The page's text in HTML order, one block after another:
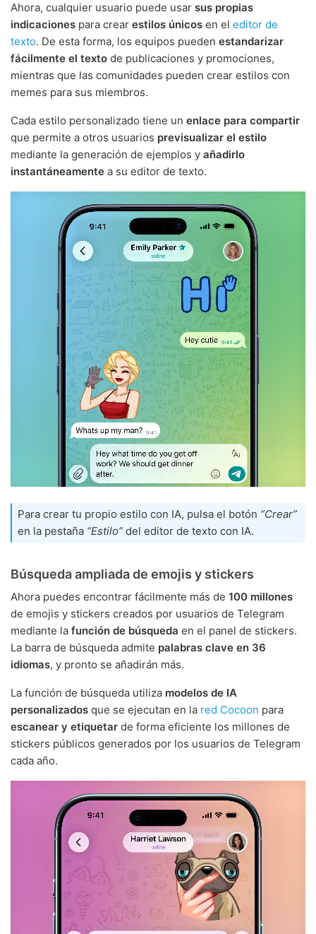
Ahora, cualquier usuario puede usar sus propias
indicaciones para crear estilos únicos en el editor de
texto. De esta forma, los equipos pueden estandarizar
fácilmente el texto de publicaciones y promociones,
mientras que las comunidades pueden crear estilos con
memes para sus miembros.
Cada estilo personalizado tiene un enlace para compartir
que permite a otros usuarios previsualizar el estilo
mediante la generación de ejemplos y añadirlo
instantáneamente a su editor de texto.
Para crear tu propio estilo con IA, pulsa el botón “Crear”
en la pestaña “Estilo” del editor de texto con IA.
Búsqueda ampliada de emojis y stickers
Ahora puedes encontrar fácilmente más de 100 millones
de emojis y stickers creados por usuarios de Telegram
mediante la función de búsqueda en el panel de stickers.
La barra de búsqueda admite palabras clave en 36
idiomas, y pronto se añadirán más.
La función de búsqueda utiliza modelos de IA
personalizados que se ejecutan en la red Cocoon para
escanear y etiquetar de forma eficiente los millones de
stickers públicos generados por los usuarios de Telegram
cada año.